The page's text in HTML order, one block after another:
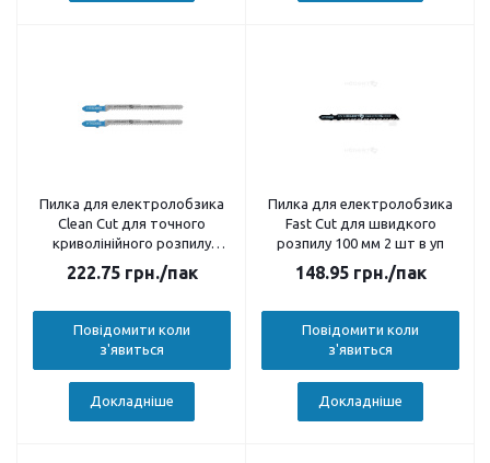
Пилка для електролобзика
Clean Cut для точного
криволінійного розпилу
100мм 2 шт в уп
222.75грн./пак
Повідомити коли
з'явиться
Докладніше
Пилка для електролобзика
Fast Cut для швидкого
розпилу 100 мм 2 шт в уп
148.95грн./пак
Повідомити коли
з'явиться
Докладніше